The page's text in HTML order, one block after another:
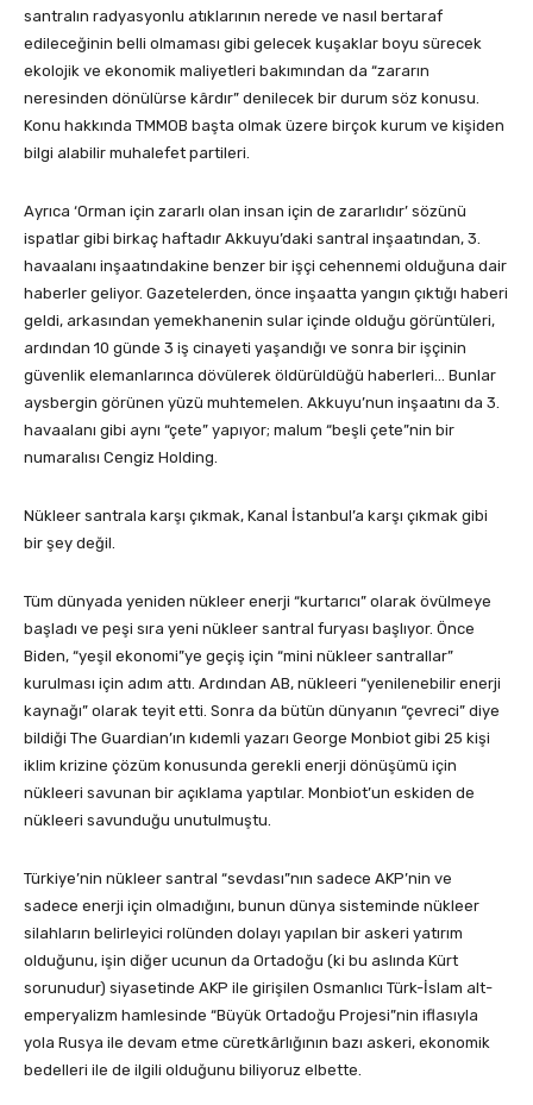
santralın radyasyonlu atıklarının nerede ve nasıl bertaraf
edileceğinin belli olmaması gibi gelecek kuşaklar boyu sürecek
ekolojik ve ekonomik maliyetleri bakımından da “zararın
neresinden dönülürse kârdır” denilecek bir durum söz konusu.
Konu hakkında TMMOB başta olmak üzere birçok kurum ve kişiden
bilgi alabilir muhalefet partileri.
Ayrıca ‘Orman için zararlı olan insan için de zararlıdır’ sözünü
ispatlar gibi birkaç haftadır Akkuyu’daki santral inşaatından, 3.
havaalanı inşaatındakine benzer bir işçi cehennemi olduğuna dair
haberler geliyor. Gazetelerden, önce inşaatta yangın çıktığı haberi
geldi, arkasından yemekhanenin sular içinde olduğu görüntüleri,
ardından 10 günde 3 iş cinayeti yaşandığı ve sonra bir işçinin
güvenlik elemanlarınca dövülerek öldürüldüğü haberleri… Bunlar
aysbergin görünen yüzü muhtemelen. Akkuyu’nun inşaatını da 3.
havaalanı gibi aynı “çete” yapıyor; malum “beşli çete”nin bir
numaralısı Cengiz Holding.
Nükleer santrala karşı çıkmak, Kanal İstanbul’a karşı çıkmak gibi
bir şey değil.
Tüm dünyada yeniden nükleer enerji “kurtarıcı” olarak övülmeye
başladı ve peşi sıra yeni nükleer santral furyası başlıyor. Önce
Biden, “yeşil ekonomi”ye geçiş için “mini nükleer santrallar”
kurulması için adım attı. Ardından AB, nükleeri “yenilenebilir enerji
kaynağı” olarak teyit etti. Sonra da bütün dünyanın “çevreci” diye
bildiği The Guardian’ın kıdemli yazarı George Monbiot gibi 25 kişi
iklim krizine çözüm konusunda gerekli enerji dönüşümü için
nükleeri savunan bir açıklama yaptılar. Monbiot’un eskiden de
nükleeri savunduğu unutulmuştu.
Türkiye’nin nükleer santral “sevdası”nın sadece AKP’nin ve
sadece enerji için olmadığını, bunun dünya sisteminde nükleer
silahların belirleyici rolünden dolayı yapılan bir askeri yatırım
olduğunu, işin diğer ucunun da Ortadoğu (ki bu aslında Kürt
sorunudur) siyasetinde AKP ile girişilen Osmanlıcı Türk-İslam alt-
emperyalizm hamlesinde “Büyük Ortadoğu Projesi”nin iflasıyla
yola Rusya ile devam etme cüretkârlığının bazı askeri, ekonomik
bedelleri ile de ilgili olduğunu biliyoruz elbette.